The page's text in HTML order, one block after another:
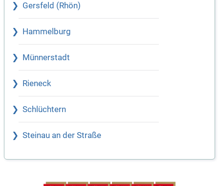
Gersfeld (Rhön)
Hammelburg
Münnerstadt
Rieneck
Schlüchtern
Steinau an der Straße